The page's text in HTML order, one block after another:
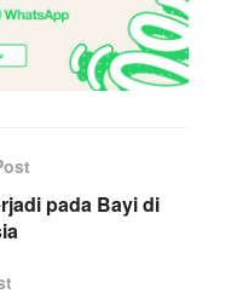
pada Bayi di